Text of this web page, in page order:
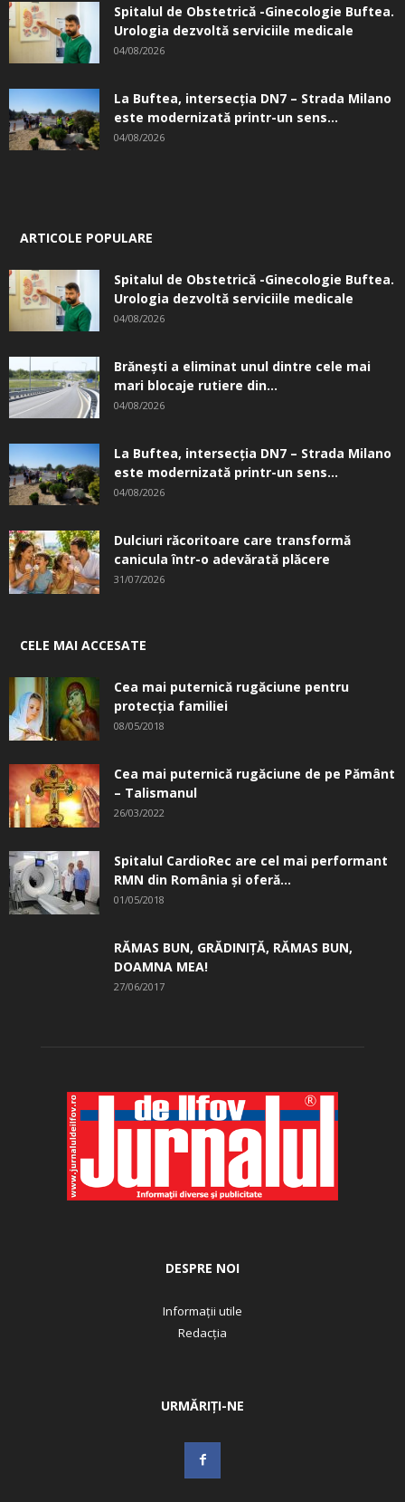
Spitalul de Obstetrică -Ginecologie Buftea.
Urologia dezvoltă serviciile medicale
04/08/2026
La Buftea, intersecţia DN7 – Strada Milano
este modernizată printr-un sens...
04/08/2026
ARTICOLE POPULARE
Spitalul de Obstetrică -Ginecologie Buftea.
Urologia dezvoltă serviciile medicale
04/08/2026
Brănești a eliminat unul dintre cele mai
mari blocaje rutiere din...
04/08/2026
La Buftea, intersecţia DN7 – Strada Milano
este modernizată printr-un sens...
04/08/2026
Dulciuri răcoritoare care transformă
canicula într-o adevărată plăcere
31/07/2026
CELE MAI ACCESATE
Cea mai puternică rugăciune pentru
protecția familiei
08/05/2018
Cea mai puternică rugăciune de pe Pământ
– Talismanul
26/03/2022
Spitalul CardioRec are cel mai performant
RMN din România și oferă...
01/05/2018
RĂMAS BUN, GRĂDINIŢĂ, ­RĂMAS BUN,
DOAMNA MEA!
27/06/2017
DESPRE NOI
Informații utile
Redacția
URMĂRIȚI-NE